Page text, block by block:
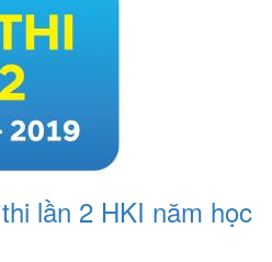
lần 2 HKI năm học